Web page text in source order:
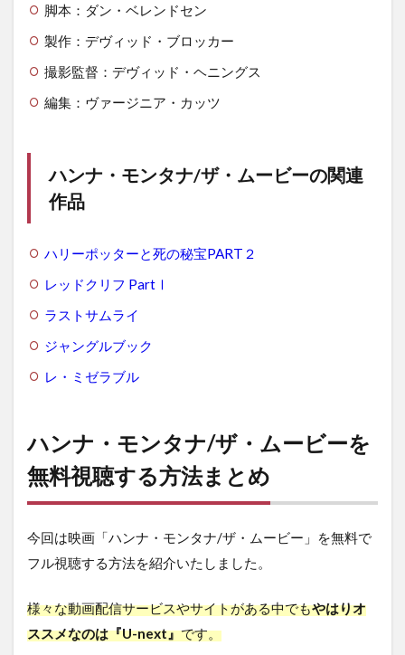
脚本：ダン・ベレンドセン
製作：デヴィッド・ブロッカー
撮影監督：デヴィッド・ヘニングス
編集：ヴァージニア・カッツ
ハンナ・モンタナ/ザ・ムービーの関連
作品
ハリーポッターと死の秘宝PART２
レッドクリフ PartⅠ
ラストサムライ
ジャングルブック
レ・ミゼラブル
ハンナ・モンタナ/ザ・ムービーを
無料視聴する方法まとめ
今回は映画「ハンナ・モンタナ/ザ・ムービー」を無料で
フル視聴する方法を紹介いたしました。
様々な動画配信サービスやサイトがある中でもやはりオ
ススメなのは『U-next』です。